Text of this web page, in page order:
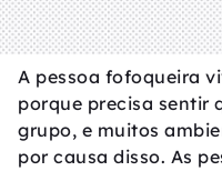
A pessoa fofoqueira
porque precisa sentir
grupo, e muitos
por causa disso. As